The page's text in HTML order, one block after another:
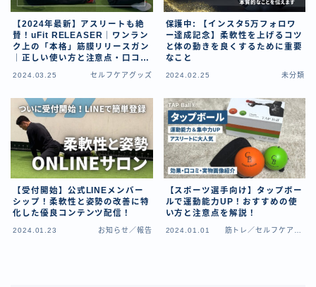
【2024年最新】アスリートも絶
賛！uFit RELEASER｜ワンラン
ク上の「本格」筋膜リリースガン
｜正しい使い方と注意点・口コミ
2024.03.25 セルフケアグッズ
保護中: 【インスタ5万フォロワ
ー達成記念】柔軟性を上げるコツ
と体の動きを良くするために重要
なこと
2024.02.25 未分類
【受付開始】公式LINEメンバー
シップ！柔軟性と姿勢の改善に特
化した優良コンテンツ配信！
2024.01.23 お知らせ／報告
【スポーツ選手向け】タップボー
ルで運動能力UP！おすすめの使
い方と注意点を解説！
2024.01.01
筋トレ／セルフケアグ